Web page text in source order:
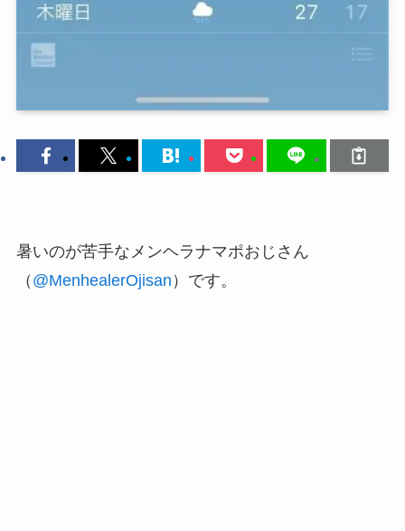
暑いのが苦手なメンヘラナマポおじさん
（ @MenhealerOjisan ）です。